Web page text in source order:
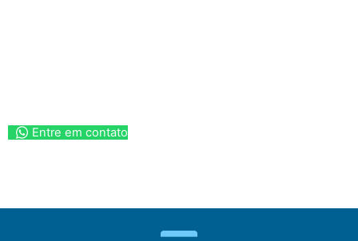
Entre em contato